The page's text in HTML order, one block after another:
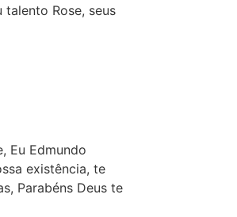
Rose, seus
Eu Edmundo
existência, te
Parabéns Deus te